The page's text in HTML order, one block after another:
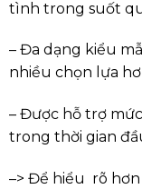
tình trong suốt
– Đa dạng kiểu
nhiều chọn lựa
– Được hỗ trợ
trong thời gian
–> Để hiểu rõ